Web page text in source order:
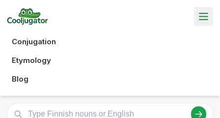
Conjugation
Etymology
Blog